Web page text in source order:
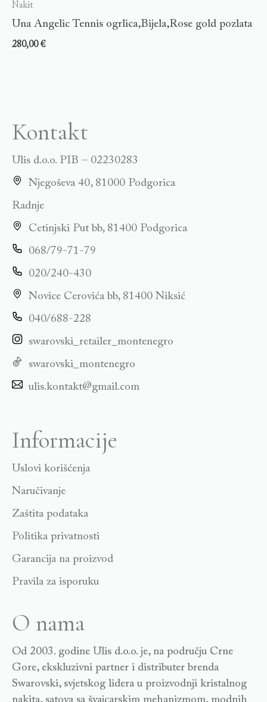
Nakit
Una Angelic Tennis ogrlica,Bijela,Rose gold pozlata
280,00€
Kontakt
Ulis d.o.o. PIB – 02230283
Njegoševa 40, 81000 Podgorica
Radnje
Cetinjski Put bb, 81400 Podgorica
068/79-71-79
020/240-430
Novice Cerovića bb, 81400 Niksić
040/688-228
swarovski_retailer_montenegro
swarovski_montenegro
ulis.kontakt@gmail.com
Informacije
Uslovi korišćenja
Naručivanje
Zaštita podataka
Politika privatnosti
Garancija na proizvod
Pravila za isporuku
O nama
Od 2003. godine Ulis d.o.o. je, na području Crne
Gore, ekskluzivni partner i distributer brenda
Swarovski, svjetskog lidera u proizvodnji kristalnog